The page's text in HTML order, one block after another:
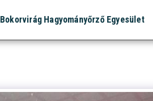
Bokorvirág Hagyományőrző Egyesület